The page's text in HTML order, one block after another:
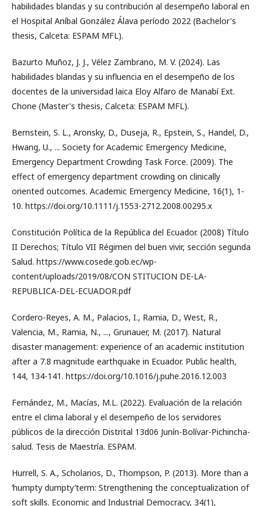
habilidades blandas y su contribución al desempeño laboral en
el Hospital Aníbal González Álava período 2022 (Bachelor's
thesis, Calceta: ESPAM MFL).
Bazurto Muñoz, J. J., Vélez Zambrano, M. V. (2024). Las
habilidades blandas y su influencia en el desempeño de los
docentes de la universidad laica Eloy Alfaro de Manabí Ext.
Chone (Master's thesis, Calceta: ESPAM MFL).
Bernstein, S. L., Aronsky, D., Duseja, R., Epstein, S., Handel, D.,
Hwang, U., ... Society for Academic Emergency Medicine,
Emergency Department Crowding Task Force. (2009). The
effect of emergency department crowding on clinically
oriented outcomes. Academic Emergency Medicine, 16(1), 1-
10. https://doi.org/10.1111/j.1553-2712.2008.00295.x
Constitución Política de la República del Ecuador. (2008) Título
II Derechos; Título VII Régimen del buen vivir, sección segunda
Salud. https://www.cosede.gob.ec/wp-
content/uploads/2019/08/CON STITUCION DE-LA-
REPUBLICA-DEL-ECUADOR.pdf
Cordero-Reyes, A. M., Palacios, I., Ramia, D., West, R.,
Valencia, M., Ramia, N., ..., Grunauer, M. (2017). Natural
disaster management: experience of an academic institution
after a 7.8 magnitude earthquake in Ecuador. Public health,
144, 134-141. https://doi.org/10.1016/j.puhe.2016.12.003
Fernández, M., Macías, M.L. (2022). Evaluación de la relación
entre el clima laboral y el desempeño de los servidores
públicos de la dirección Distrital 13d06 Junín-Bolívar-Pichincha-
salud. Tesis de Maestría. ESPAM.
Hurrell, S. A., Scholarios, D., Thompson, P. (2013). More than a
‘humpty dumpty’term: Strengthening the conceptualization of
soft skills. Economic and Industrial Democracy, 34(1),